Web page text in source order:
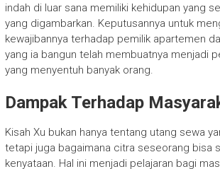
indah di luar sana memiliki kehidupan yang
yang digambarkan. Keputusannya untuk
kewajibannya terhadap pemilik apartemen
yang ia bangun telah membuatnya menjadi
yang menyentuh banyak orang.
Dampak Terhadap
Kisah Xu bukan hanya tentang utang sewa
tetapi juga bagaimana citra seseorang bisa
kenyataan. Hal ini menjadi pelajaran bagi